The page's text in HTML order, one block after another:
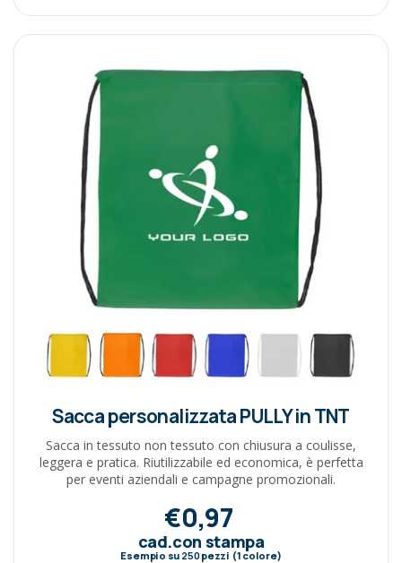
Sacca personalizzata PULLY in TNT
Sacca in tessuto non tessuto con chiusura a coulisse,
leggera e pratica. Riutilizzabile ed economica, è perfetta
per eventi aziendali e campagne promozionali.
€0,97
cad.con stampa
Esempio su 250pezzi (1 colore)